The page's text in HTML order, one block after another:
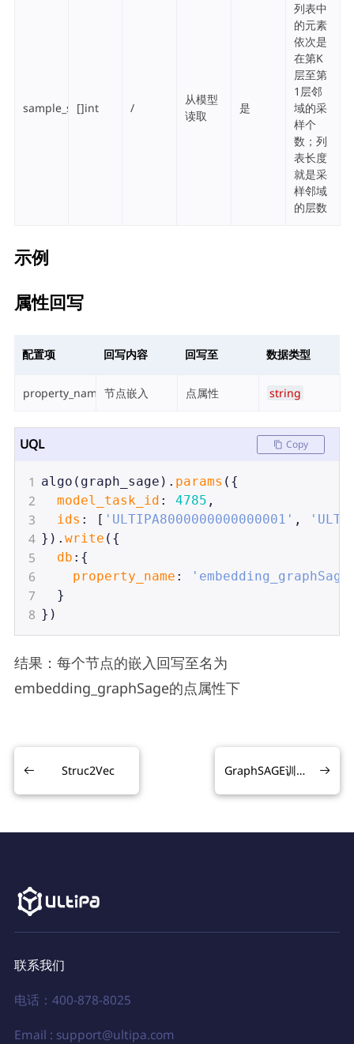
sample_size[]int /
从模型
读取
是
列表中
的元素
依次是
在第K
层至第
1层邻
域的采
样个
数；列
表长度
就是采
样邻域
的层数
示例
属性回写
配置项 回写内容 回写至 数据类型
property_name 节点嵌入 点属性 string
UQL Copy
1 algo ( graph_sage ). params ({
2 model_task_id : 4785 ,
3 ids : [ 'ULTIPA8000000000000001' ,
4 }). write ({
5 db :{
6 property_name :
7
  }
8 })
结果：每个节点的嵌入回写至名为
embedding_graphSage的点属性下
Struc2Vec GraphSAGE训练
联系我们
电话：400-878-8025
Email : support@ultipa.com